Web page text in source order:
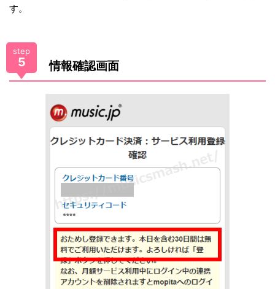
す。
step
5 情報確認画面